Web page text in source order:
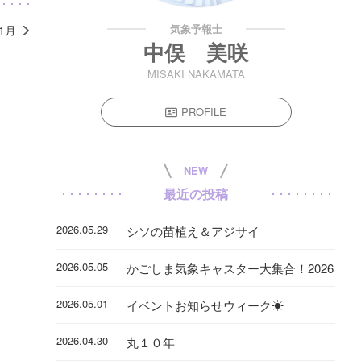
月 気象予報士
中俣 美咲
MISAKI NAKAMATA
PROFILE
NEW
最近の投稿
2026.05.29 シソの苗植え＆アジサイ
2026.05.05 かごしま気象キャスター大集合！2026
2026.05.01 イベントお知らせウィーク☀
2026.04.30 丸１０年